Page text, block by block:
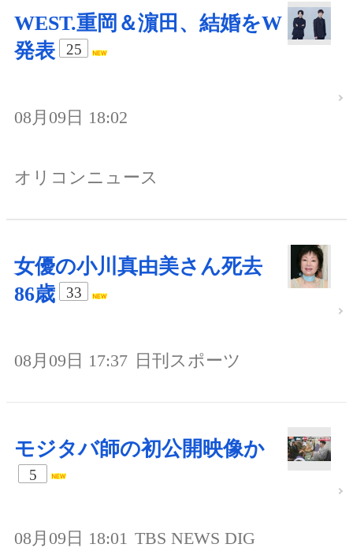
WEST.重岡＆濵田、結婚をW
発表
25
08月09日 18:02
オリコンニュース
女優の小川真由美さん死去
86歳
33
08月09日 17:37 日刊スポーツ
モジタバ師の初公開映像か
5
08月09日 18:01 TBS NEWS DIG